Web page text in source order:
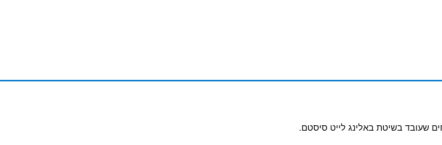
שעובד בשיטת באלינג לייט סיסטם.